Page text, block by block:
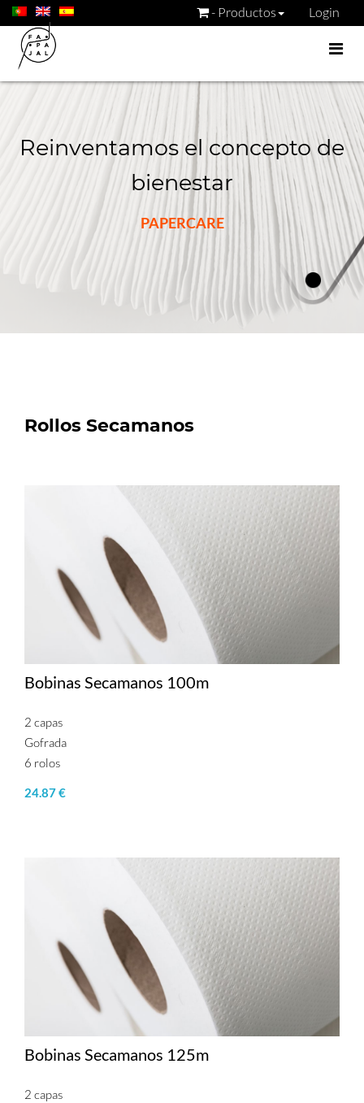
Login
- Productos
Reinventamos el concepto de
bienestar
PAPERCARE
Rollos Secamanos
Bobinas Secamanos 100m
2 capas
Gofrada
6 rolos
24.87 €
Bobinas Secamanos 125m
2 capas